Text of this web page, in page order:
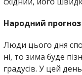
Народний
Люди цього дня
ні, то зима буде
градусів. У цей